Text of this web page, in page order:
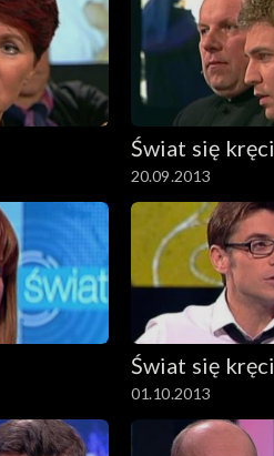
Świat się kręci
20.09.2013
Świat się kręci
01.10.2013